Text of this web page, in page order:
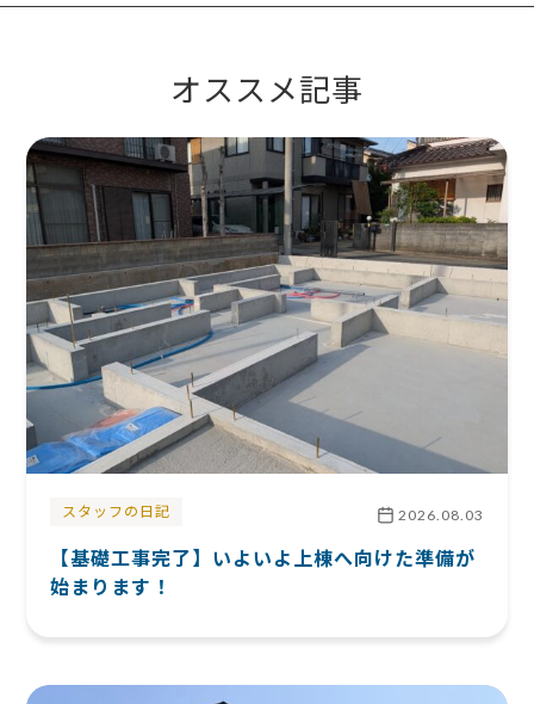
オススメ記事
スタッフの日記 2026.08.03
【基礎工事完了】いよいよ上棟へ向けた準備が
始まります！